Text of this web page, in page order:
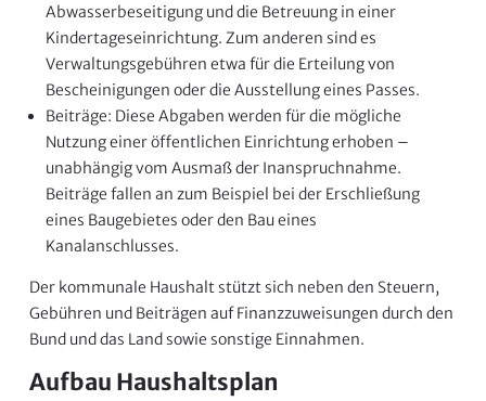
Abwasserbeseitigung und die Betreuung in einer
Kindertageseinrichtung. Zum anderen sind es
Verwaltungsgebühren etwa für die Erteilung von
Bescheinigungen oder die Ausstellung eines Passes.
Beiträge: Diese Abgaben werden für die mögliche
Nutzung einer öffentlichen Einrichtung erhoben –
unabhängig vom Ausmaß der Inanspruchnahme.
Beiträge fallen an zum Beispiel bei der Erschließung
eines Baugebietes oder den Bau eines
Kanalanschlusses.
Der kommunale Haushalt stützt sich neben den Steuern,
Gebühren und Beiträgen auf Finanzzuweisungen durch den
Bund und das Land sowie sonstige Einnahmen.
Aufbau Haushaltsplan